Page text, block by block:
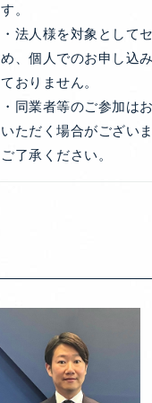
す。
・法人様を対象として
め、個人でのお申し込
ておりません。
・同業者等のご参加は
いただく場合がござい
ご了承ください。